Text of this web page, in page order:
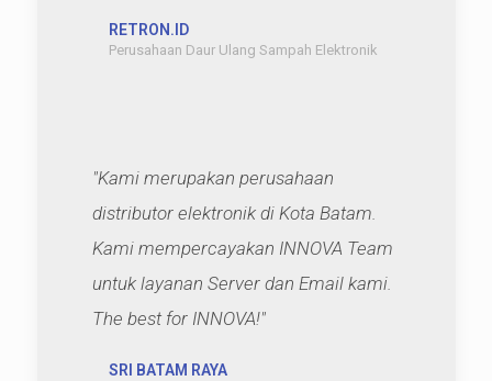
RETRON.ID
Perusahaan Daur Ulang Sampah Elektronik
"Kami merupakan perusahaan
distributor elektronik di Kota Batam.
Kami mempercayakan INNOVA Team
untuk layanan Server dan Email kami.
The best for INNOVA!"
SRI BATAM RAYA